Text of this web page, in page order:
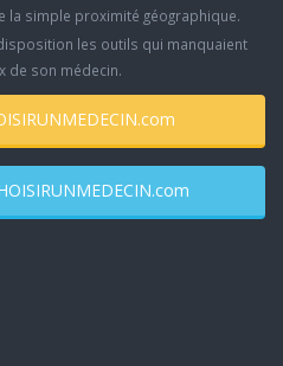
la simple proximité géographique.
les outils qui manquaient
de son médecin.
de CHOISIRUNMEDECIN.com
utiliser CHOISIRUNMEDECIN.com